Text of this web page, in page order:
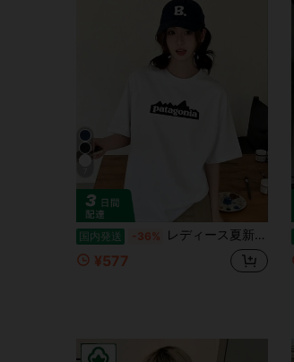
国内発送 -36% レディース夏新作デイリーカジュアルルーズラウンドネックコットン半袖Tシャツ。キュートで万能なプリントがプリントされており、ファッショナブルで万能、デイリーウェアレディーストップスに最適。
¥577